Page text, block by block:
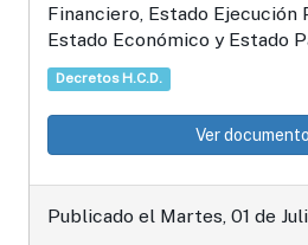
Financiero, Estado Ejecución
Estado Económico y Estado
Decretos H.C.D.
Ver documento
Publicado el Martes, 01 de